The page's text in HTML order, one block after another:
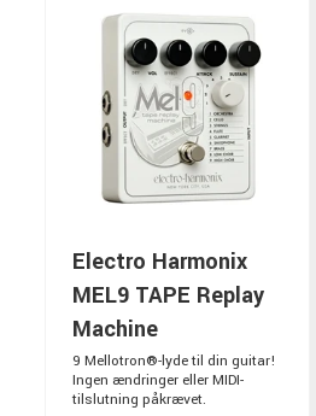
Electro Harmonix
MEL9 TAPE Replay
Machine
9 Mellotron®-lyde til din guitar!
Ingen ændringer eller MIDI-
tilslutning påkrævet.